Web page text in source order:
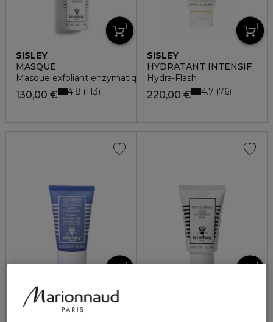
SISLEY
MASQUE
Masque exfoliant enzymatique - unifie & illumine
130,00 € 4.8 113
SISLEY
HYDRATANT INTENSIF
Hydra-Flash
220,00 € 4.7 76
SISLEY
MASQUE